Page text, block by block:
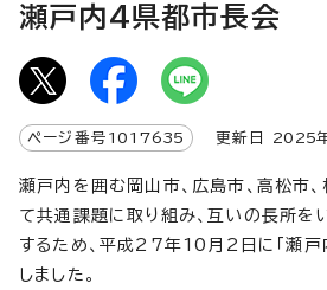
瀬戸内4県都市長会
ページ番号 1017635 更新日 2025
瀬戸内を囲む岡山市、広島市、高松市
て共通課題に取り組み、互いの長所を
するため、平成27年10月2日に「瀬戸
しました。